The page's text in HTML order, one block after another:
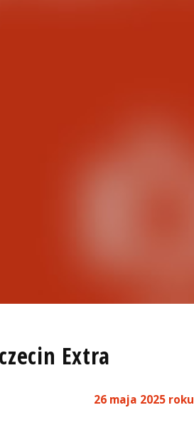
Extra
26 maja 2025 roku